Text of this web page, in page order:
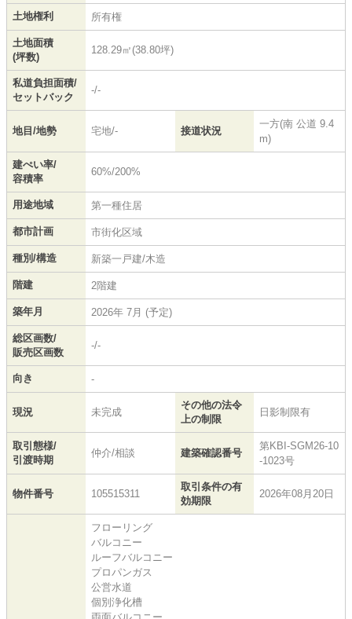
土地権利 所有権
土地面積
(坪数)
128.29㎡(38.80坪)
私道負担面積/
セットバック
-/-
地目/地勢 宅地/- 接道状況
一方(南 公道 9.4
m)
建ぺい率/
容積率
60%/200%
用途地域 第一種住居
都市計画 市街化区域
種別/構造 新築一戸建/木造
階建 2階建
築年月 2026年 7月 (予定)
総区画数/
販売区画数
-/-
向き -
現況 未完成
その他の法令
上の制限
日影制限有
取引態様/
引渡時期
仲介/相談 建築確認番号
第KBI-SGM26-10
-1023号
物件番号 105515311
取引条件の有
効期限
2026年08月20日
フローリング
バルコニー
ルーフバルコニー
プロパンガス
公営水道
個別浄化槽